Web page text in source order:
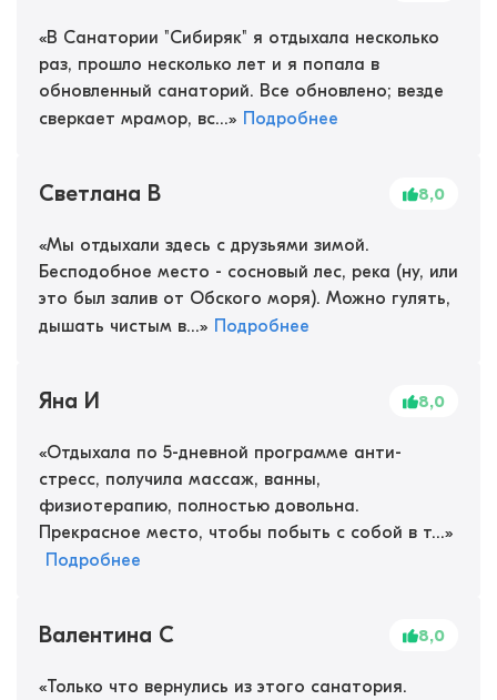
«В Санатории "Сибиряк" я отдыхала несколько
раз, прошло несколько лет и я попала в
обновленный санаторий. Все обновлено; везде
сверкает мрамор, вс...» Подробнее
Светлана В 8,0
«Мы отдыхали здесь с друзьями зимой.
Бесподобное место - сосновый лес, река (ну, или
это был залив от Обского моря). Можно гулять,
дышать чистым в...» Подробнее
Яна И 8,0
«Отдыхала по 5-дневной программе анти-
стресс, получила массаж, ванны,
физиотерапию, полностью довольна.
Прекрасное место, чтобы побыть с собой в т...»
Подробнее
Валентина С 8,0
«Только что вернулись из этого санатория.